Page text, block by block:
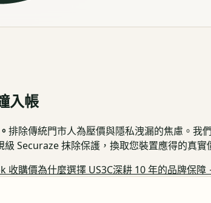
入帳
排除傳統門市人為壓價與隱私洩漏的焦慮。我
Securaze 抹除保護，換取您裝置應得的真實
收購價為什麼選擇 US3C深耕 10 年的品牌保障